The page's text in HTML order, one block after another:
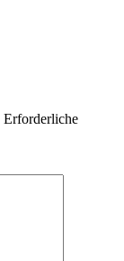
Erforderliche